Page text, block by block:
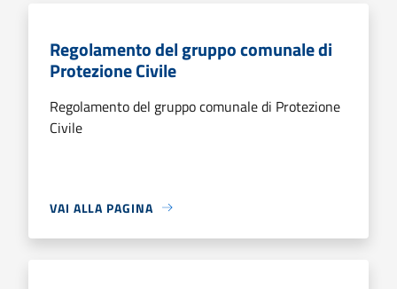
Regolamento del gruppo comunale di
Protezione Civile
Regolamento del gruppo comunale di Protezione
Civile
VAI ALLA PAGINA